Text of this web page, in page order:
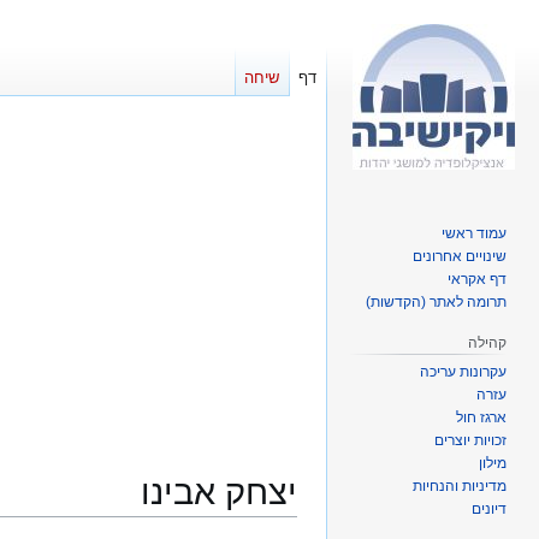
יצחק אבינו
דף שיחה
עמוד ראשי
שינויים אחרונים
דף אקראי
תרומה לאתר (הקדשות)
קהילה
עקרונות עריכה
עזרה
ארגז חול
זכויות יוצרים
מילון
מדיניות והנחיות
דיונים